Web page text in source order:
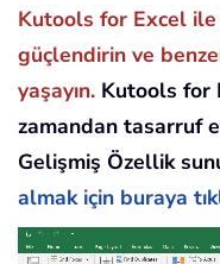
Kutools for Excel
güçlendirin ve
yaşayın. Kutools for
zamandan tasarruf
Gelişmiş Özellik
almak için buraya